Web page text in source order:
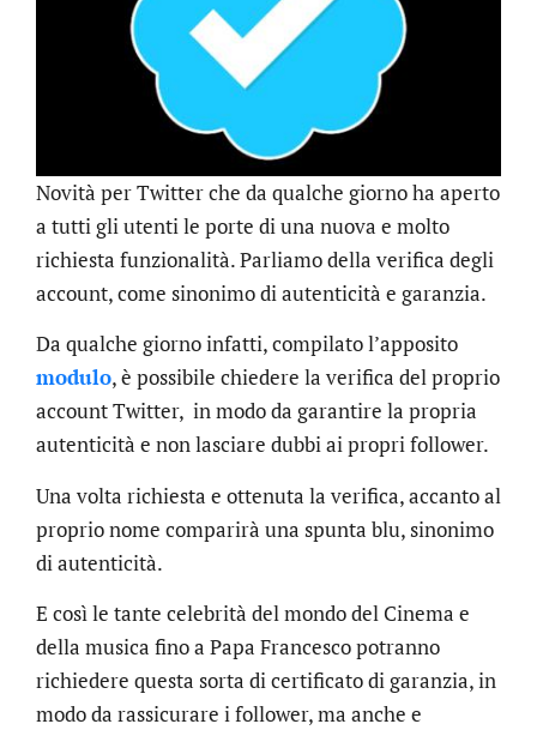
Novità per Twitter che da qualche giorno ha aperto
a tutti gli utenti le porte di una nuova e molto
richiesta funzionalità. Parliamo della verifica degli
account, come sinonimo di autenticità e garanzia.
Da qualche giorno infatti, compilato l’apposito
modulo, è possibile chiedere la verifica del proprio
account Twitter, in modo da garantire la propria
autenticità e non lasciare dubbi ai propri follower.
Una volta richiesta e ottenuta la verifica, accanto al
proprio nome comparirà una spunta blu, sinonimo
di autenticità.
E così le tante celebrità del mondo del Cinema e
della musica fino a Papa Francesco potranno
richiedere questa sorta di certificato di garanzia, in
modo da rassicurare i follower, ma anche e